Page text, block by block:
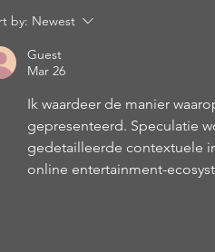
by: Newest
Guest
Mar 26
Ik waardeer de manier
gepresenteerd. Speculatie
gedetailleerde contextuele
online entertainment-